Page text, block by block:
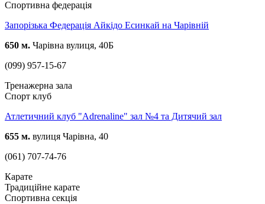
Спортивна федерація
Запорізька Федерація Айкідо Есинкай на Чарівній
650 м. Чарівна вулиця, 40Б
(099) 957-15-67
Тренажерна зала
Спорт клуб
Атлетичний клуб "Adrenaline" зал №4 та Дитячий зал
655 м. вулиця Чарівна, 40
(061) 707-74-76
Карате
Традиційне карате
Спортивна секція